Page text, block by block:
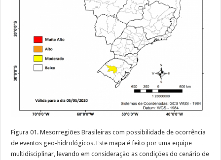
Figura 01. Mesorregiões Brasileiras com possibilidade de ocorrência
de eventos geo-hidrológicos. Este mapa é feito por uma equipe
multidisciplinar, levando em consideração as condições do cenário de